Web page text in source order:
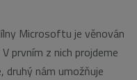
Microsoftu je věnován
prvním z nich projdeme
druhý nám umožňuje